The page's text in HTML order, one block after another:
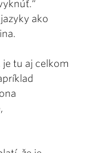
ako
je tu aj celkom